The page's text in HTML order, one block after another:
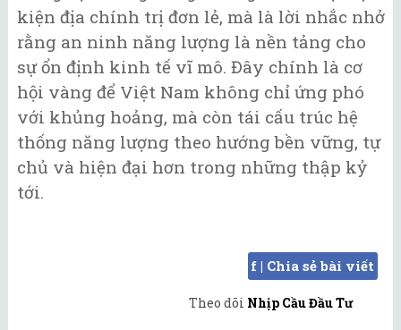
kiện địa chính trị đơn lẻ, mà là lời nhắc nhở
rằng an ninh năng lượng là nền tảng cho
sự ổn định kinh tế vĩ mô. Đây chính là cơ
hội vàng để Việt Nam không chỉ ứng phó
với khủng hoảng, mà còn tái cấu trúc hệ
thống năng lượng theo hướng bền vững, tự
chủ và hiện đại hơn trong những thập kỷ
tới.
f | Chia sẻ bài viết
Theo dõi Nhịp Cầu Đầu Tư